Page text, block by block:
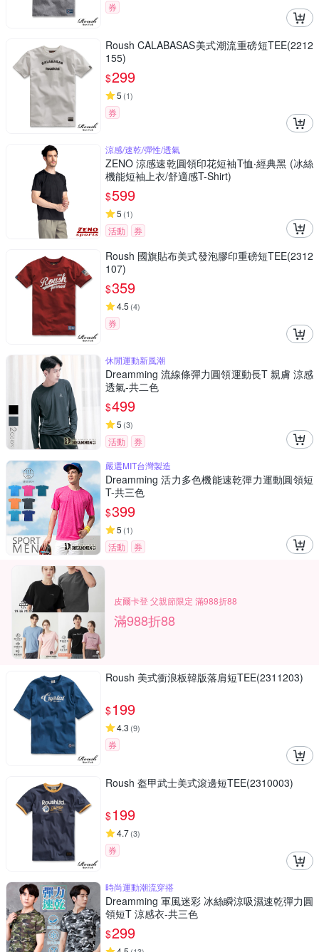
券
Roush CALABASAS美式潮流重磅短TEE(2212
155)
$299
5 (1)
券
涼感/速乾/彈性/透氣
ZENO 涼感速乾圓領印花短袖T恤‧經典黑 (冰絲
機能短袖上衣/舒適感T-Shirt)
$599
5 (1)
活動 券
Roush 國旗貼布美式發泡膠印重磅短TEE(2312
107)
$359
4.5 (4)
券
休閒運動新風潮
Dreamming 流線條彈力圓領運動長T 親膚 涼感
透氣-共二色
$499
5 (3)
活動
券
嚴選MIT台灣製造
Dreamming 活力多色機能速乾彈力運動圓領短
T-共三色
$399
5 (1)
活動 券
皮爾卡登 父親節限定 滿988折88
滿988折88
Roush 美式衝浪板韓版落肩短TEE(2311203)
$199
4.3 (9)
券
Roush 盔甲武士美式滾邊短TEE(2310003)
$199
4.7(3)
券
時尚運動潮流穿搭
Dreamming 軍風迷彩 冰絲瞬涼吸濕速乾彈力圓
領短T 涼感衣-共三色
$299